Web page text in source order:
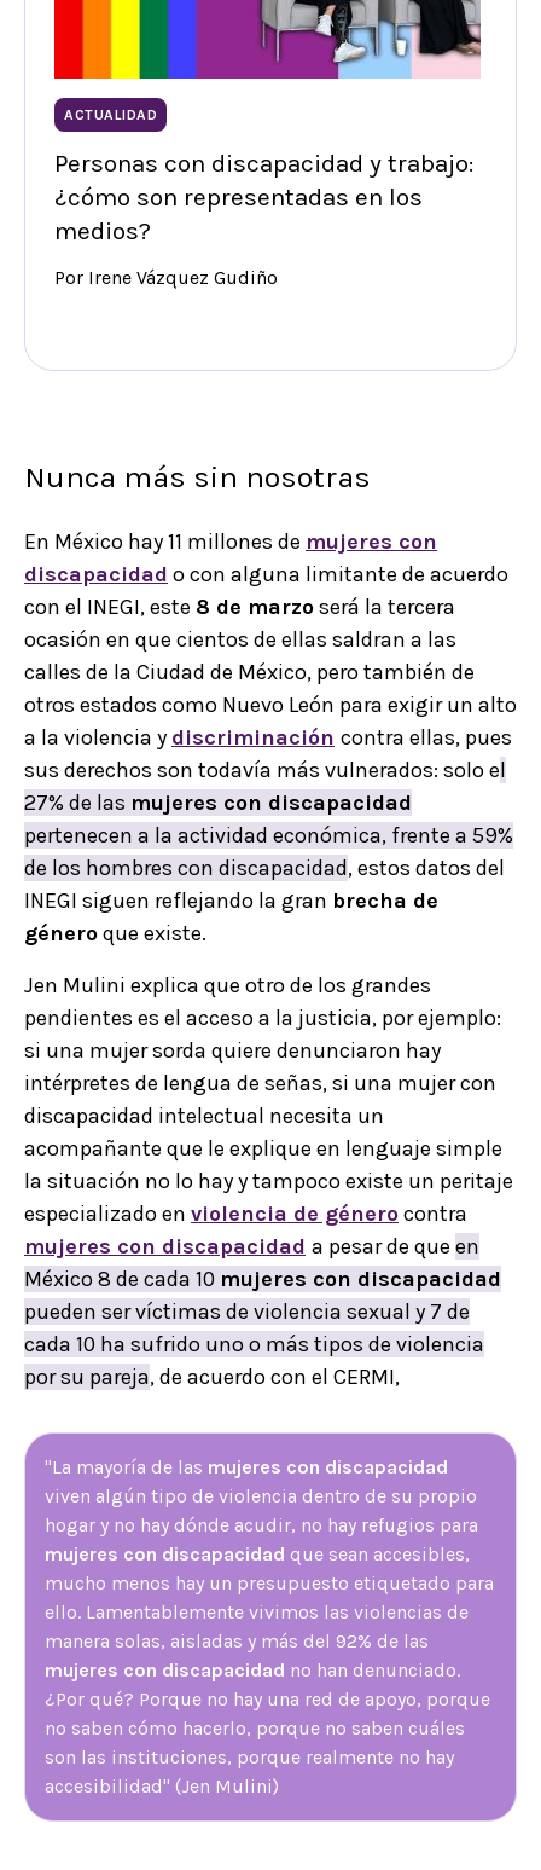
ACTUALIDAD
Personas con discapacidad y trabajo:
¿cómo son representadas en los
medios?
Por Irene Vázquez Gudiño
Nunca más sin nosotras
En México hay 11 millones de mujeres con
discapacidad o con alguna limitante de acuerdo
con el INEGI, este 8 de marzoserá la tercera
ocasión en que cientos de ellas saldran a las
calles de la Ciudad de México, pero también de
otros estados como Nuevo León para exigir un alto
a la violencia y discriminación contra ellas, pues
sus derechos son todavía más vulnerados: solo el
27% de las mujeres con discapacidad
pertenecen a la actividad económica, frente a 59%
de los hombres con discapacidad, estos datos del
INEGI siguen reflejando la gran brecha de
géneroque existe.
Jen Mulini explica que otro de los grandes
pendientes es el acceso a la justicia, por ejemplo:
si una mujer sorda quiere denunciaron hay
intérpretes de lengua de señas, si una mujer con
discapacidad intelectual necesita un
acompañante que le explique en lenguaje simple
la situación no lo hay y tampoco existe un peritaje
especializado en violencia de génerocontra
mujeres con discapacidad a pesar de que en
México 8 de cada 10 mujeres con discapacidad
pueden ser víctimas de violencia sexual y 7 de
cada 10 ha sufrido uno o más tipos de violencia
por su pareja, de acuerdo con el CERMI,
"La mayoría de las mujeres con discapacidad
viven algún tipo de violencia dentro de su propio
hogar y no hay dónde acudir, no hay refugios para
mujeres con discapacidad que sean accesibles,
mucho menos hay un presupuesto etiquetado para
ello. Lamentablemente vivimos las violencias de
manera solas, aisladas y más del 92% de las
mujeres con discapacidad no han denunciado.
¿Por qué? Porque no hay una red de apoyo, porque
no saben cómo hacerlo, porque no saben cuáles
son las instituciones, porque realmente no hay
accesibilidad" (Jen Mulini)